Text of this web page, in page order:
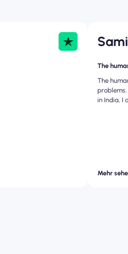
The
The
problems.
in India, I
Mehr